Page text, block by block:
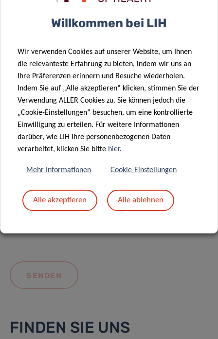
Nachricht
Mit dem Absenden Ihrer Nachricht erklären Sie
sich einverstanden mit
die LIH-
FINDEN SIE UNS
Willkommen bei LIH
Wir verwenden Cookies auf unserer Website, um Ihnen
die relevanteste Erfahrung zu bieten, indem wir uns an
Ihre Präferenzen erinnern und Besuche wiederholen.
Indem Sie auf „Alle akzeptieren“ klicken, stimmen Sie der
Verwendung ALLER Cookies zu. Sie können jedoch die
„Cookie-Einstellungen“ besuchen, um eine kontrollierte
Einwilligung zu erteilen. Für weitere Informationen
darüber, wie LIH Ihre personenbezogenen Daten
verarbeitet, klicken Sie bitte hier.
Mehr Informationen Cookie-Einstellungen
Alle akzeptieren Alle ablehnen